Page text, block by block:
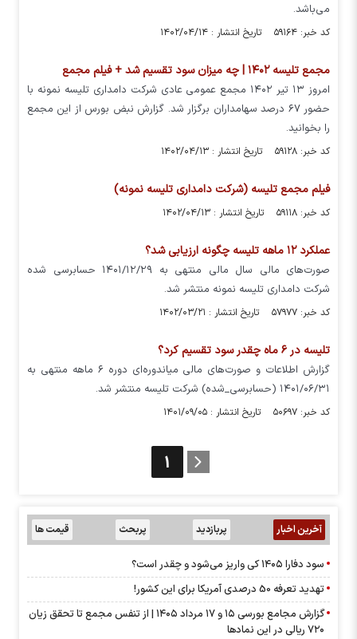
می‌باشد.
کد خبر: ۵۹۱۶۴ تاریخ انتشار : ۱۴۰۲/۰۴/۱۴
مجمع تلیسه ۱۴۰۲ | چه میزان سود تقسیم شد + فیلم مجمع
امروز ۱۳ تیر ۱۴۰۲ مجمع عمومی عادی شرکت دامداری تلیسه نمونه با
حضور ۶۷ درصد سهامداران برگزار شد. گزارش نبض بورس از این مجمع
را بخوانید.
کد خبر: ۵۹۱۲۸ تاریخ انتشار : ۱۴۰۲/۰۴/۱۳
فیلم مجمع تلیسه (شرکت دامداری تلیسه نمونه)
کد خبر: ۵۹۱۱۸ تاریخ انتشار : ۱۴۰۲/۰۴/۱۳
عملکرد ۱۲ ماهه تلیسه چگونه ارزیابی شد؟
صورت‌های مالی سال مالی منتهی به ۱۴۰۱/۱۲/۲۹ حسابرسی شده
شرکت دامداری تلیسه نمونه منتشر شد.
کد خبر: ۵۷۹۷۷ تاریخ انتشار : ۱۴۰۲/۰۳/۲۱
تلیسه در ۶ ماه چقدر سود تقسیم کرد؟
گزارش اطلاعات و صورت‌های مالی میاندوره‌ای دوره ۶ ماهه منتهی به
۱۴۰۱/۰۶/۳۱ (حسابرسی_شده) شرکت تلیسه منتشر شد.
کد خبر: ۵۰۶۹۷ تاریخ انتشار : ۱۴۰۱/۰۹/۰۵
1
آخرین اخبار پربازدید پربحث قیمت ها
سود دفارا ۱۴۰۵ کی واریز می‌شود و چقدر است؟
تهدید تعرفه 50 درصدی آمریکا برای این کشور!
گزارش مجامع بورسی ۱۵ و ۱۷ مرداد ۱۴۰۵ | از تنفس مجمع تا تحقق زیان
۷۲۰ ریالی در این نماد‌ها